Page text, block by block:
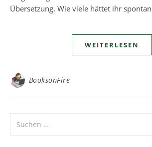
Übersetzung. Wie viele hättet ihr
WEITERLESEN
BooksonFire